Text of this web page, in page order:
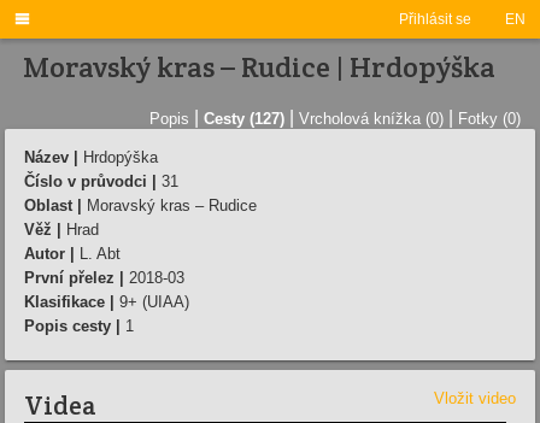
Přihlásit se EN

Moravský kras – Rudice | Hrdopýška
Popis Cesty (127) Vrcholová knížka (0) Fotky (0)
Název |
Hrdopýška
Číslo v průvodci |
31
Oblast |
Moravský kras – Rudice
Věž |
Hrad
Autor |
L. Abt
První přelez |
2018-03
Klasifikace |
9+ (UIAA)
Popis cesty |
1
Videa Vložit video